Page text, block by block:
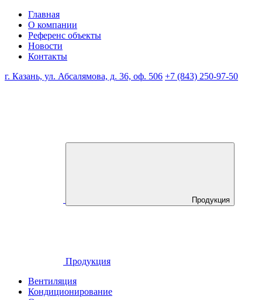
Главная
О компании
Референс объекты
Новости
Контакты
г. Казань, ул. Абсалямова, д. 36, оф. 506 +7 (843) 250-97-50
Продукция
Продукция
Вентиляция
Кондиционирование